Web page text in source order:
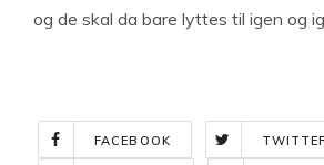
og de skal da bare lyttes til igen og
FACEBOOK